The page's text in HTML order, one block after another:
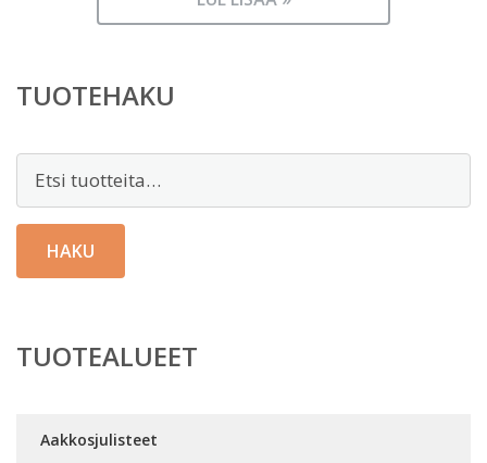
TUOTEHAKU
Etsi:
HAKU
TUOTEALUEET
Aakkosjulisteet